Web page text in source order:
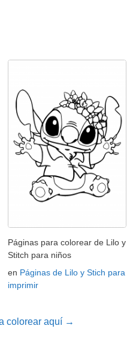
Páginas para colorear de Lilo y
Stitch para niños
en Páginas de Lilo y Stich para
imprimir
colorear aquí →